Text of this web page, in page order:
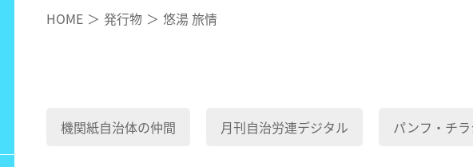
HOME 発行物 悠湯 旅情
機関紙自治体の仲間 月刊自治労連デジタル パンフ・チ